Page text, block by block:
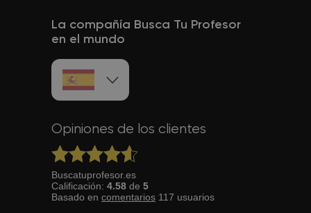
La compañía Busca Tu Profesor
en el mundo
Opiniones de los clientes
Buscatuprofesor.es
Calificación: 4.58 de 5
Basado en comentarios 117 usuarios